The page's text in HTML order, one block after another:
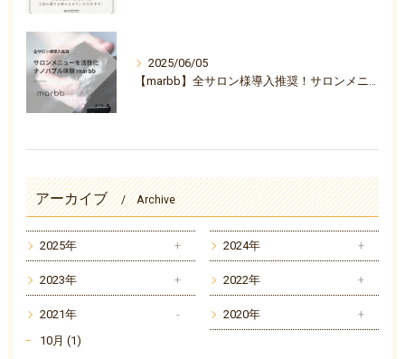
2025/06/05
【marbb】全サロン様導入推奨！サロンメニューを活性化ナノバブル体験『marbb-マーブ-』
アーカイブ Archive
2025年 2024年
2023年 2022年
2021年
10月 (1)
2020年